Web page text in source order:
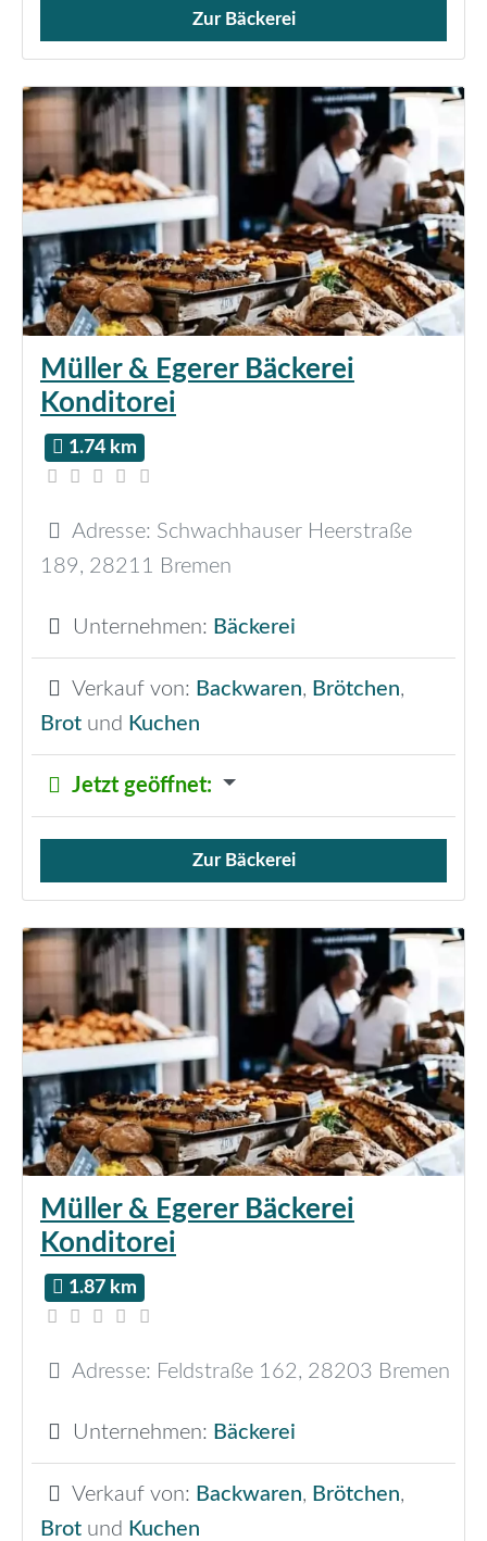
Verkauf von Brötchen,
Zur Bäckerei
Müller & Egerer Bäckerei
Konditorei
1.74 km
Adresse: Schwachhauser Heerstraße
189, 28211 Bremen
Unternehmen: Bäckerei
Verkauf von: Backwaren, Brötchen,
Brot und Kuchen
Jetzt geöffnet:
Verkauf von Brötchen,
Zur Bäckerei
Müller & Egerer Bäckerei
Konditorei
1.87 km
Adresse: Feldstraße 162, 28203 Bremen
Unternehmen: Bäckerei
Verkauf von: Backwaren, Brötchen,
Brot und Kuchen